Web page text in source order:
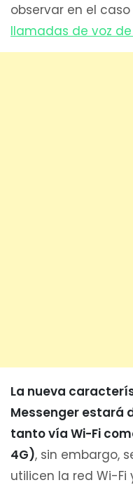
observar en el
llamadas de voz
La nueva
Messenger estará
tanto vía Wi-Fi
4G), sin embargo,
utilicen la red Wi-